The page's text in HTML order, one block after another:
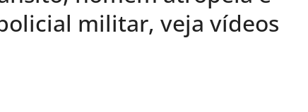
militar, veja vídeos